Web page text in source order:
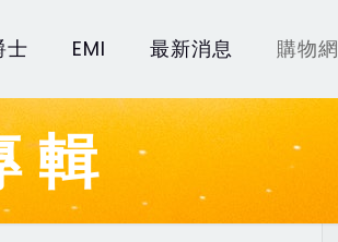
士 EMI 最新消息 購物網
輯